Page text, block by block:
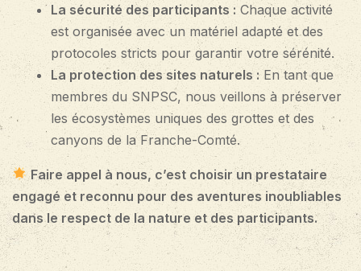
La sécurité des participants : Chaque activité
est organisée avec un matériel adapté et des
protocoles stricts pour garantir votre sérénité.
La protection des sites naturels : En tant que
membres du SNPSC, nous veillons à préserver
les écosystèmes uniques des grottes et des
canyons de la Franche-Comté.
Faire appel à nous, c’est choisir un prestataire
engagé et reconnu pour des aventures inoubliables
dans le respect de la nature et des participants.